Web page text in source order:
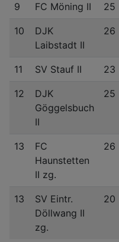
9 FC Möning II 25
10
DJK
Laibstadt II
26
11 SV Stauf II 23
12
DJK
Göggelsbuch
II
25
13
FC
Haunstetten
II zg.
26
13
SV Eintr.
Döllwang II
zg.
20